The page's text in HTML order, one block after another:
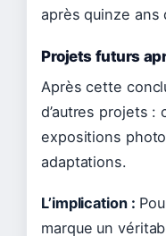
après quinze ans
Projets futurs
Après cette
d’autres projets :
expositions
adaptations.
L’implication :
marque un